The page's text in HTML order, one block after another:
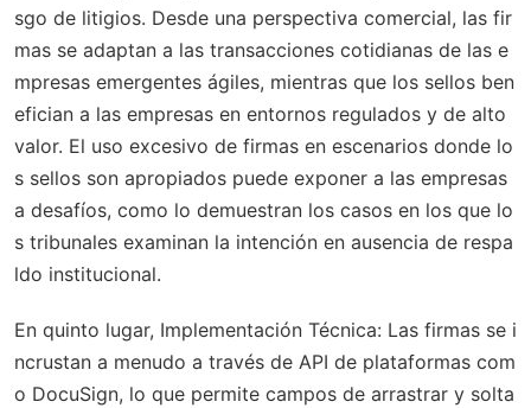
sgo de litigios. Desde una perspectiva comercial, las fir
mas se adaptan a las transacciones cotidianas de las e
mpresas emergentes ágiles, mientras que los sellos ben
efician a las empresas en entornos regulados y de alto
valor. El uso excesivo de firmas en escenarios donde lo
s sellos son apropiados puede exponer a las empresas
a desafíos, como lo demuestran los casos en los que lo
s tribunales examinan la intención en ausencia de respa
ldo institucional.
En quinto lugar, Implementación Técnica: Las firmas se i
ncrustan a menudo a través de API de plataformas com
o DocuSign, lo que permite campos de arrastrar y solta